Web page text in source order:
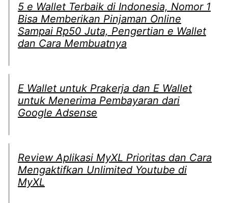
5 e Wallet Terbaik di Indonesia, Nomor 1
Bisa Memberikan Pinjaman Online
Sampai Rp50 Juta, Pengertian e Wallet
dan Cara Membuatnya
E Wallet untuk Prakerja dan E Wallet
untuk Menerima Pembayaran dari
Google Adsense
Review Aplikasi MyXL Prioritas dan Cara
Mengaktifkan Unlimited Youtube di
MyXL